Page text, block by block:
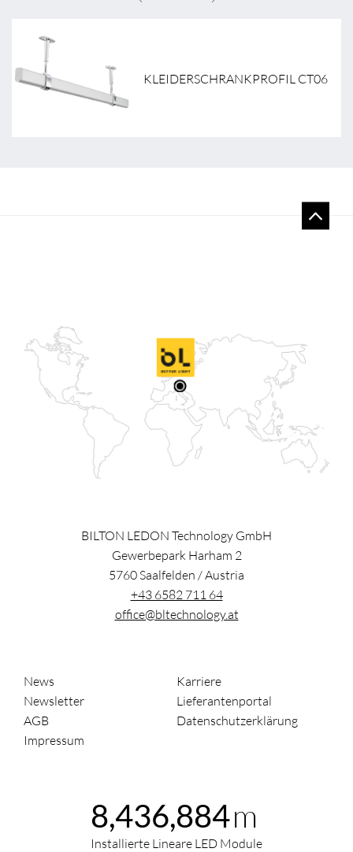
KLEIDERSCHRANKPROFIL CT06
BILTON LEDON Technology GmbH
Gewerbepark Harham 2
5760Saalfelden /Austria
+43 6582 711 64
office@bltechnology.at
News
Karriere
Newsletter
Lieferantenportal
AGB
Datenschutzerklärung
Impressum
8,436,885m
Installierte Lineare LED Module